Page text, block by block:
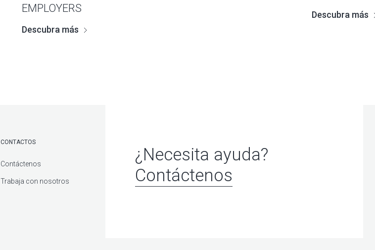
EMPLOYERS
Descubra más
Descubra más
CONTACTOS
Contáctenos
Trabaja con nosotros
¿Necesita ayuda?
Contáctenos